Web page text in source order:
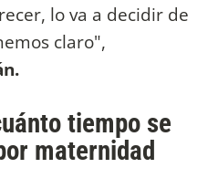
lo va a decidir de
claro",
tiempo se
maternidad